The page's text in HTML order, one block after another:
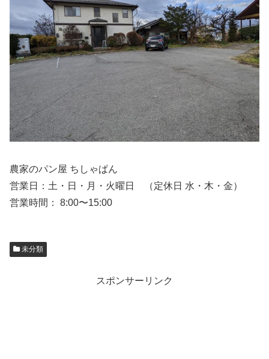
農家のパン屋 ちしゃぱん
営業日：土・日・月・火曜日 （定休日 水・木・金）
営業時間： 8:00〜15:00
未分類
スポンサーリンク